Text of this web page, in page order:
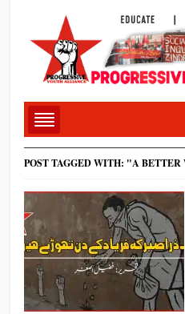
POST TAGGED WITH: "A BETTER